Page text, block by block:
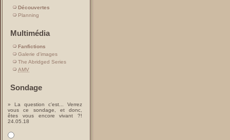
Découvertes
Planning
Multimédia
Fanfictions
Galerie d'images
The Abridged Series
AMV
Sondage
» La question c'est... Verrez
vous ce sondage, et donc,
êtes vous encore vivant ?!
24.05.18